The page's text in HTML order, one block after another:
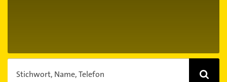
Stichwort, Name, Telefon